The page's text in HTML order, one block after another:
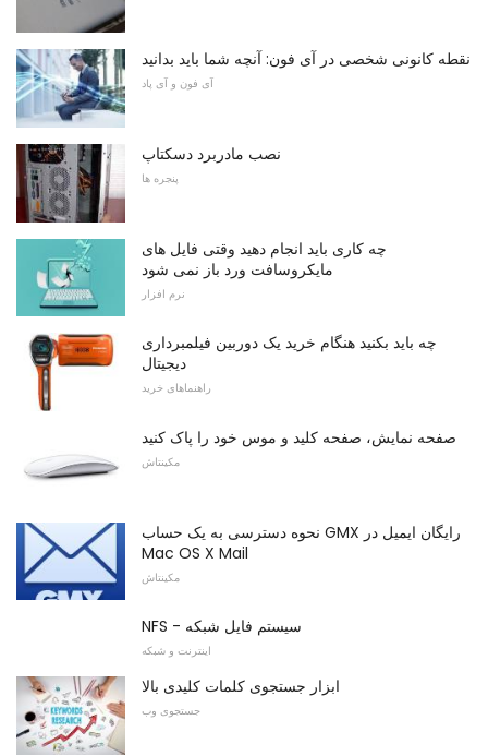
نقطه کانونی شخصی در آی فون: آنچه شما باید بدانید
آی فون و آی پاد
نصب مادربرد دسکتاپ
پنجره ها
چه کاری باید انجام دهید وقتی فایل های
مایکروسافت ورد باز نمی شود
نرم افزار
چه باید بکنید هنگام خرید یک دوربین فیلمبرداری
دیجیتال
راهنماهای خرید
صفحه نمایش، صفحه کلید و موس خود را پاک کنید
مکینتاش
نحوه دسترسی به یک حساب GMX رایگان ایمیل در
Mac OS X Mail
مکینتاش
NFS - سیستم فایل شبکه
اینترنت و شبکه
ابزار جستجوی کلمات کلیدی بالا
جستجوی وب